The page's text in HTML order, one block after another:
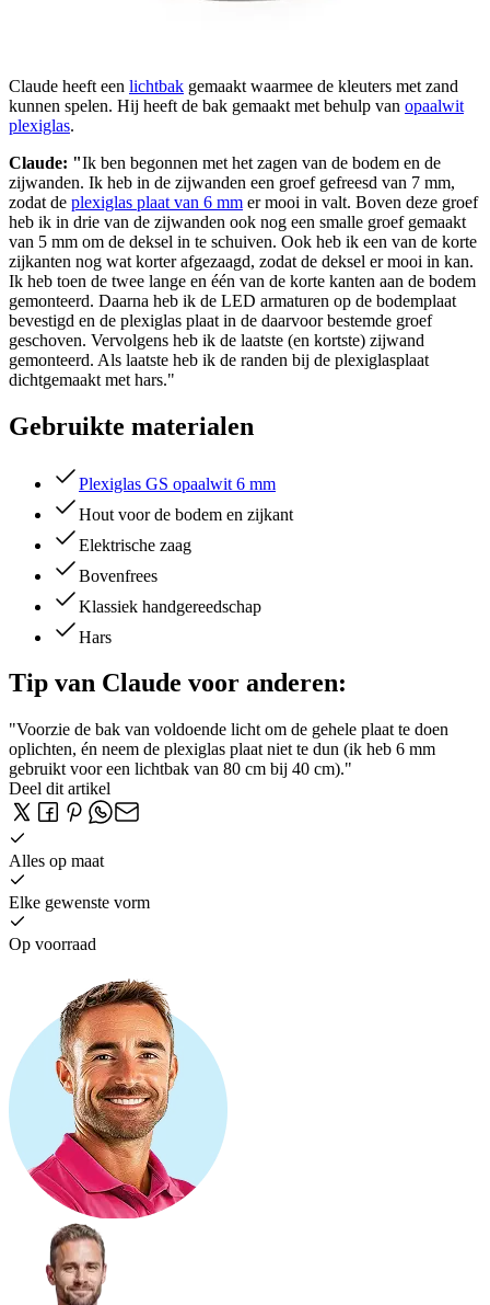
Claude heeft een lichtbak gemaakt waarmee de kleuters met zand
kunnen spelen. Hij heeft de bak gemaakt met behulp van opaalwit
plexiglas.
Claude: "Ik ben begonnen met het zagen van de bodem en de
zijwanden. Ik heb in de zijwanden een groef gefreesd van 7 mm,
zodat de plexiglas plaat van 6 mm er mooi in valt. Boven deze groef
heb ik in drie van de zijwanden ook nog een smalle groef gemaakt
van 5 mm om de deksel in te schuiven. Ook heb ik een van de korte
zijkanten nog wat korter afgezaagd, zodat de deksel er mooi in kan.
Ik heb toen de twee lange en één van de korte kanten aan de bodem
gemonteerd. Daarna heb ik de LED armaturen op de bodemplaat
bevestigd en de plexiglas plaat in de daarvoor bestemde groef
geschoven. Vervolgens heb ik de laatste (en kortste) zijwand
gemonteerd. Als laatste heb ik de randen bij de plexiglasplaat
dichtgemaakt met hars."
Gebruikte materialen
Plexiglas GS opaalwit 6 mm
Hout voor de bodem en zijkant
Elektrische zaag
Bovenfrees
Klassiek handgereedschap
Hars
Tip van Claude voor anderen:
"Voorzie de bak van voldoende licht om de gehele plaat te doen
oplichten, én neem de plexiglas plaat niet te dun (ik heb 6 mm
gebruikt voor een lichtbak van 80 cm bij 40 cm)."
Deel dit artikel
Alles op maat
Elke gewenste vorm
Op voorraad